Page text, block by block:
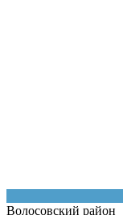
Волосовский район